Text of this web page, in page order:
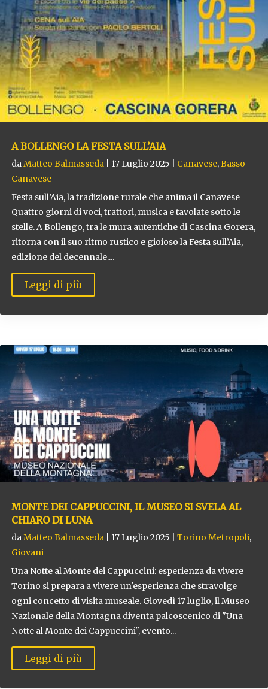
A BOLLENGO LA FESTA SULL’AIA
da Matteo Balmasseda 17 Luglio 2025 Canavese, Basso
Canavese
Festa sull’Aia, la tradizione rurale che anima il Canavese
Quattro giorni di voci, trattori, musica e tavolate sotto le
stelle. A Bollengo, tra le mura autentiche di Cascina Gorera,
ritorna con il suo ritmo rustico e gioioso la Festa sull’Aia,
edizione del decennale....
Leggi di più
MONTE DEI CAPPUCCINI, IL MUSEO SI SVELA AL
CHIARO DI LUNA
daMatteo Balmasseda 17 Luglio 2025 Torino Metropoli,
Giovani
Una Notte al Monte dei Cappuccini: esperienza da vivere
Torino si prepara a vivere un'esperienza che stravolge
ogni concetto di visita museale. Giovedì 17 luglio, il Museo
Nazionale della Montagna diventa palcoscenico di "Una
Notte al Monte dei Cappuccini", evento...
Leggi di più